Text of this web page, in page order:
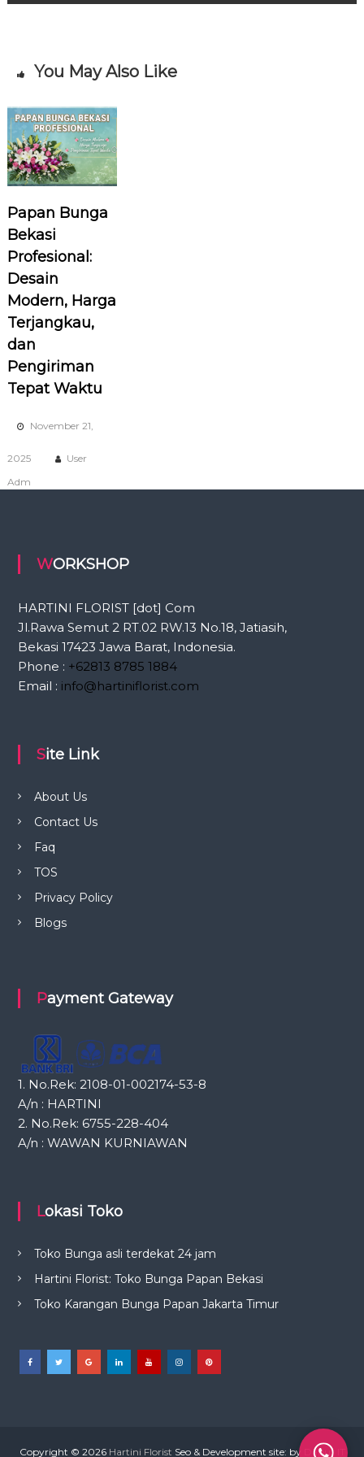
a
s
i
p
o
s
You May Also Like
Papan Bunga
Bekasi
Profesional:
Desain
Modern, Harga
Terjangkau,
dan
Pengiriman
Tepat Waktu
November 21,
2025
User
Adm
WORKSHOP
HARTINI FLORIST [dot] Com
Jl.Rawa Semut 2 RT.02 RW.13 No.18, Jatiasih,
Bekasi 17423 Jawa Barat, Indonesia.
Phone : +62813 8785 1884
Email : info@hartiniflorist.com
Site Link
About Us
Contact Us
Faq
TOS
Privacy Policy
Blogs
Payment Gateway
1. No.Rek: 2108-01-002174-53-8
A/n : HARTINI
2. No.Rek: 6755-228-404
A/n : WAWAN KURNIAWAN
Lokasi Toko
Toko Bunga asli terdekat 24 jam
Hartini Florist: Toko Bunga Papan Bekasi
Toko Karangan Bunga Papan Jakarta Timur
Copyright © 2026 Hartini Florist Seo & Development site: by Dapur IT